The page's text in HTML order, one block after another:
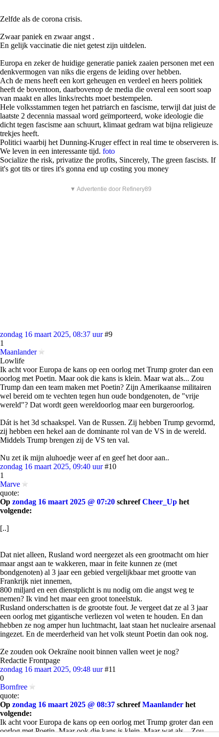
Zelfde als de corona crisis.
Zwaar paniek en zwaar angst .
En gelijk vaccinatie die niet getest zijn uitdelen.
Europa en zeker de huidige generatie paniek zaaien personen met een
denkvermogen van niks die ergens de leiding over hebben.
Ach de mens heeft een kort geheugen en verdeel en heers politiek
heeft de boventoon, daarbovenop de media die overal een soort soap
van maakt en alles links/rechts moet bestempelen.
Hele volksstammen tegen het patriarch en fascisme, terwijl dat juist de
laatste 2 decennia massaal word geïmporteerd, woke ideologie die
dicht tegen fascisme aan schuurt, klimaat gedram wat bijna religieuze
trekjes heeft.
Politici waarbij het Dunning-Kruger effect in real time te observeren is.
We leven in een interessante tijd. foto
Socialize the risk, privatize the profits, Sincerely, The green fascists. If
it's got tits or tires it's gonna end up costing you money
▼ Advertentie door Refinery89
zondag 16 maart 2025, 08:37 uur #9
1
Maanlander
Lowlife
Ik acht voor Europa de kans op een oorlog met Trump groter dan een
oorlog met Poetin. Maar ook die kans is klein. Maar wat als... Zou
Trump dan een team maken met Poetin? Zijn Amerikaanse militairen
wel bereid om te vechten tegen hun oude bondgenoten, de "vrije
wereld"? Dat wordt geen wereldoorlog maar een burgeroorlog.
Dát is het 3d schaakspel. Van de Russen. Zij hebben Trump gevormd,
zij hebben een hekel aan de dominante rol van de VS in de wereld.
Middels Trump brengen zij de VS ten val.
Nu zet ik mijn aluhoedje weer af en geef het door aan..
zondag 16 maart 2025, 09:40 uur #10
1
Marve
quote:
Op zondag 16 maart 2025 @ 07:20 schreefCheer_Up het
volgende:
[..]
Dat niet alleen, Rusland word neergezet als een grootmacht om hier
maar angst aan te wakkeren, maar in feite kunnen ze (met
bondgenoten) al 3 jaar een gebied vergelijkbaar met grootte van
Frankrijk niet innemen,
800 miljard en een dienstplicht is nu nodig om die angst weg te
nemen? Ik vind het maar een groot toneelstuk.
Rusland onderschatten is de grootste fout. Je vergeet dat ze al 3 jaar
een oorlog met gigantische verliezen vol weten te houden. En dan
hebben ze nog amper hun luchtmacht, laat staan het nucleaire arsenaal
ingezet. En de meerderheid van het volk steunt Poetin dan ook nog.
Ze zouden ook Oekraïne nooit binnen vallen weet je nog?
Redactie Frontpage
zondag 16 maart 2025, 09:48 uur #11
0
Bornfree
quote:
Op zondag 16 maart 2025 @ 08:37 schreefMaanlander het
volgende:
Ik acht voor Europa de kans op een oorlog met Trump groter dan een
oorlog met Poetin. Maar ook die kans is klein. Maar wat als... Zou